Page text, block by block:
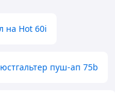
на Hot 60i
пуш-ап 75b